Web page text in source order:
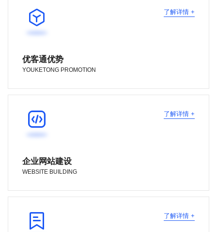

优客通优势
YOUKETONG PROMOTION
了解详情 +

企业网站建设
WEBSITE BUILDING
了解详情 +
 了解详情 +